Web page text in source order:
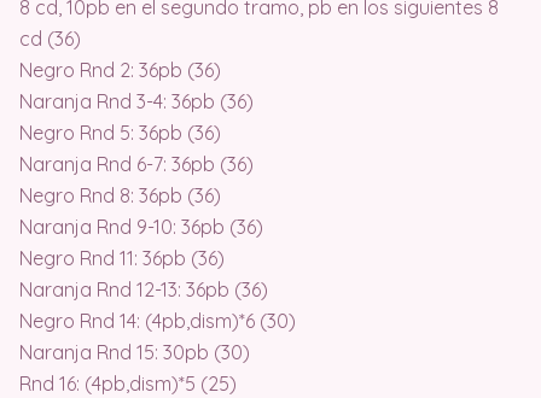
8 cd, 10pb en el segundo tramo, pb en los siguientes 8
cd (36)
Negro Rnd 2: 36pb (36)
Naranja Rnd 3-4: 36pb (36)
Negro Rnd 5: 36pb (36)
Naranja Rnd 6-7: 36pb (36)
Negro Rnd 8: 36pb (36)
Naranja Rnd 9-10: 36pb (36)
Negro Rnd 11: 36pb (36)
Naranja Rnd 12-13: 36pb (36)
Negro Rnd 14: (4pb,dism)*6 (30)
Naranja Rnd 15: 30pb (30)
Rnd 16: (4pb,dism)*5 (25)